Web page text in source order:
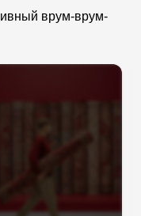
врум-врум-